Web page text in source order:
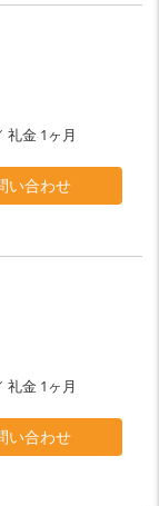
礼金 1ヶ月
い合わせ
礼金 1ヶ月
い合わせ